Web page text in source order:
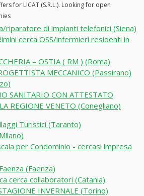
for LICAT (S.R.L.). Looking for open
riparatore di impianti telefonici (Siena)
cerca OSS/infermieri residenti in
– OSTIA ( RM ) (Roma)
MECCANICO (Passirano)
SANITARIO CON ATTESTATO
REGIONE VENETO (Conegliano)
Turistici (Taranto)
per Condominio - cercasi impresa
(Faenza)
cerca collaboratori (Catania)
INVERNALE (Torino)